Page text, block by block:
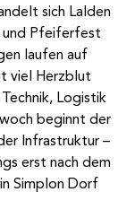
sich Lalden
und Pfeiferfest
laufen auf
viel Herzblut
Logistik
beginnt der
Infrastruktur –
erst nach dem
Simplon Dorf